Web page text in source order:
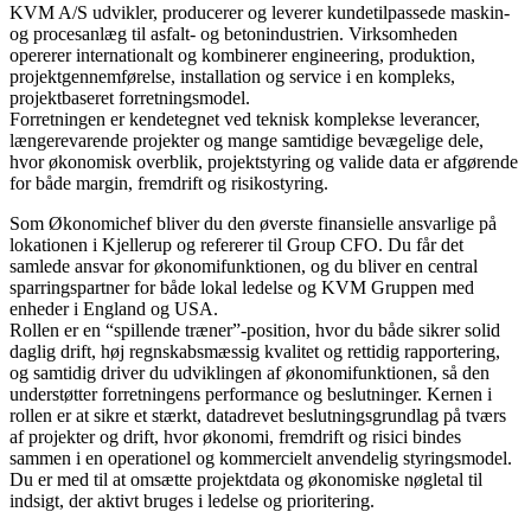
KVM A/S udvikler, producerer og leverer kundetilpassede maskin-
og procesanlæg til asfalt- og betonindustrien. Virksomheden
opererer internationalt og kombinerer engineering, produktion,
projektgennemførelse, installation og service i en kompleks,
projektbaseret forretningsmodel.
Forretningen er kendetegnet ved teknisk komplekse leverancer,
længerevarende projekter og mange samtidige bevægelige dele,
hvor økonomisk overblik, projektstyring og valide data er afgørende
for både margin, fremdrift og risikostyring.
Som Økonomichef bliver du den øverste finansielle ansvarlige på
lokationen i Kjellerup og refererer til Group CFO. Du får det
samlede ansvar for økonomifunktionen, og du bliver en central
sparringspartner for både lokal ledelse og KVM Gruppen med
enheder i England og USA.
Rollen er en “spillende træner”-position, hvor du både sikrer solid
daglig drift, høj regnskabsmæssig kvalitet og rettidig rapportering,
og samtidig driver du udviklingen af økonomifunktionen, så den
understøtter forretningens performance og beslutninger. Kernen i
rollen er at sikre et stærkt, datadrevet beslutningsgrundlag på tværs
af projekter og drift, hvor økonomi, fremdrift og risici bindes
sammen i en operationel og kommercielt anvendelig styringsmodel.
Du er med til at omsætte projektdata og økonomiske nøgletal til
indsigt, der aktivt bruges i ledelse og prioritering.